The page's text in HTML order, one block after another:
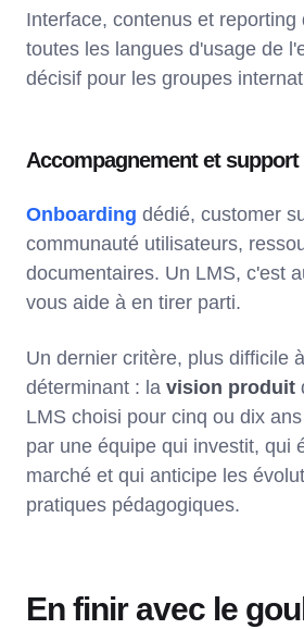
Interface, contenus et reporting
toutes les langues d'usage de
décisif pour les groupes
Accompagnement et support
Onboarding dédié, customer
communauté utilisateurs,
documentaires. Un LMS, c'est
vous aide à en tirer parti.
Un dernier critère, plus difficile
déterminant : la vision produit
LMS choisi pour cinq ou dix
par une équipe qui investit, qui
marché et qui anticipe les
pratiques pédagogiques.
En finir avec le